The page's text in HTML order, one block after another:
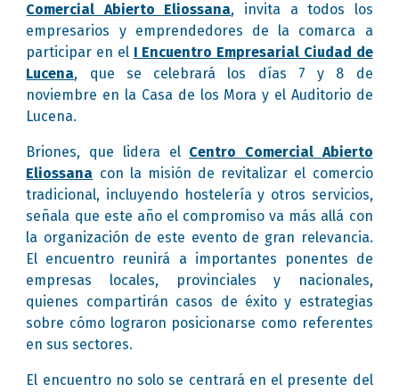
Comercial Abierto Eliossana, invita a todos los
empresarios y emprendedores de la comarca a
participar en el I Encuentro Empresarial Ciudad de
Lucena, que se celebrará los días 7 y 8 de
noviembre en la Casa de los Mora y el Auditorio de
Lucena.
Briones, que lidera el Centro Comercial Abierto
Eliossana con la misión de revitalizar el comercio
tradicional, incluyendo hostelería y otros servicios,
señala que este año el compromiso va más allá con
la organización de este evento de gran relevancia.
El encuentro reunirá a importantes ponentes de
empresas locales, provinciales y nacionales,
quienes compartirán casos de éxito y estrategias
sobre cómo lograron posicionarse como referentes
en sus sectores.
El encuentro no solo se centrará en el presente del